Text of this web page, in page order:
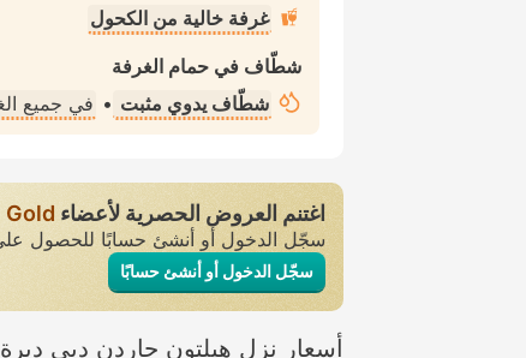
غرفة خالية من الكحول
شطّاف في حمام الغرفة
شطّاف يدوي مثبت • في جميع
اغتنم العروض الحصرية لأعضاء Gold
سجّل الدخول أو أنشئ حسابًا للحصول
سجّل الدخول أو أنشئ حسابًا
أسعار نزل هيلتون جاردن دبي ديرة